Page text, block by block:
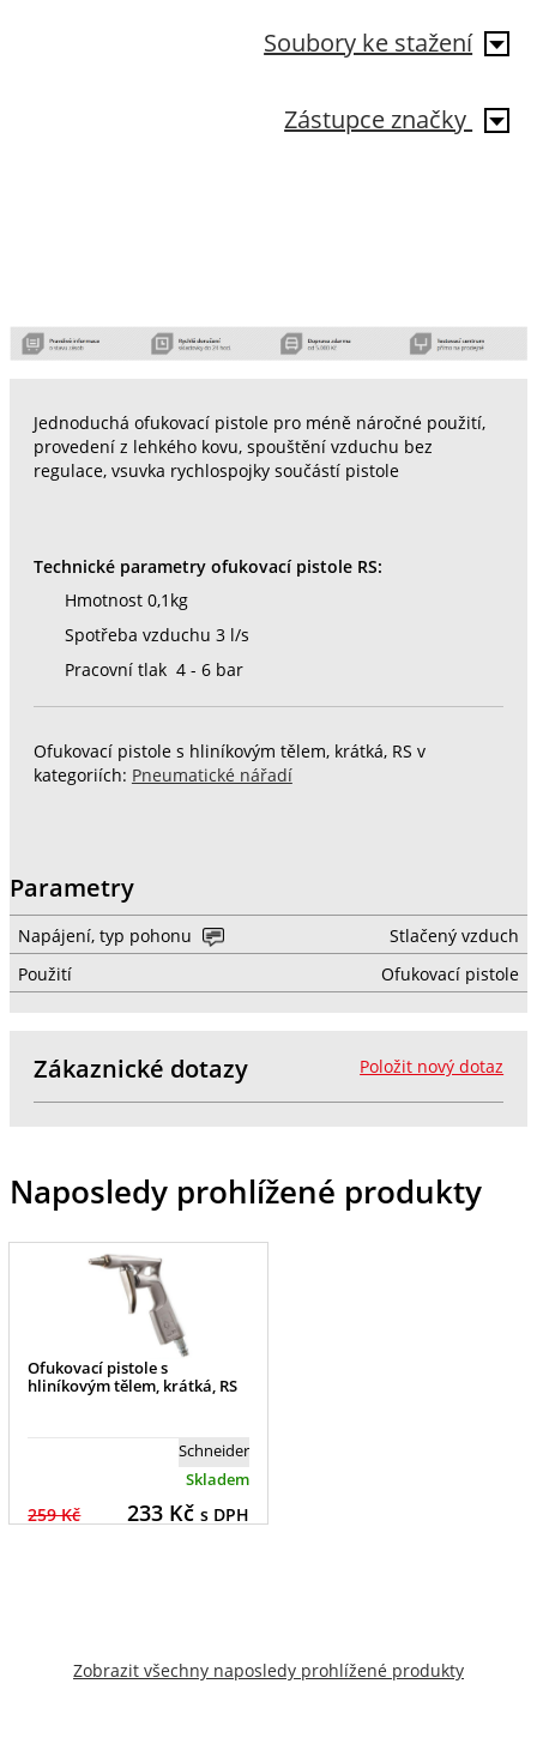
Soubory ke stažení
Zástupce značky
Jednoduchá ofukovací pistole pro méně náročné použití,
provedení z lehkého kovu, spouštění vzduchu bez
regulace, vsuvka rychlospojky součástí pistole
Technické parametry ofukovací pistole RS:
Hmotnost 0,1kg
Spotřeba vzduchu 3 l/s
Pracovní tlak 4 - 6 bar
Ofukovací pistole s hliníkovým tělem, krátká, RS v
kategoriích: Pneumatické nářadí
Parametry
Napájení, typ pohonu
Stlačený vzduch
Použití
Ofukovací pistole
Položit nový dotaz
Zákaznické dotazy
Naposledy prohlížené produkty
Ofukovací pistole s
hliníkovým tělem, krátká, RS
Schneider
Skladem
259 Kč 233Kč s DPH
Zobrazit všechny naposledy prohlížené produkty